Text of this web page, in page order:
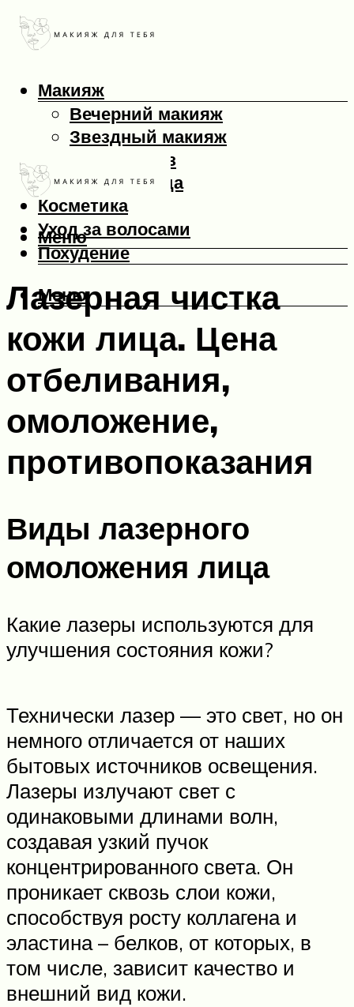
Макияж
Вечерний макияж
Звездный макияж
Макияж глаз
Макияж лица
Косметика
Уход за волосами
Похудение
Меню
Меню
Лазерная чистка
кожи лица. Цена
отбеливания,
омоложение,
противопоказания
Виды лазерного
омоложения лица
Какие лазеры используются для
улучшения состояния кожи?
Технически лазер — это свет, но он
немного отличается от наших
бытовых источников освещения.
Лазеры излучают свет с
одинаковыми длинами волн,
создавая узкий пучок
концентрированного света. Он
проникает сквозь слои кожи,
способствуя росту коллагена и
эластина – белков, от которых, в
том числе, зависит качество и
внешний вид кожи.